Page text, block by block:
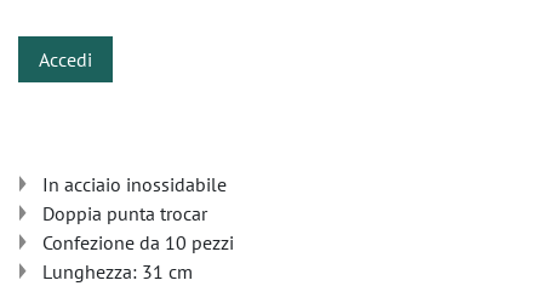
Accedi
In acciaio inossidabile
Doppia punta trocar
Confezione da 10 pezzi
Lunghezza: 31 cm